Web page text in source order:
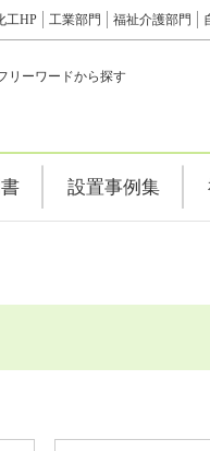
工HP 工業部門 福祉介護部門
リーワードから探す
設置事例集